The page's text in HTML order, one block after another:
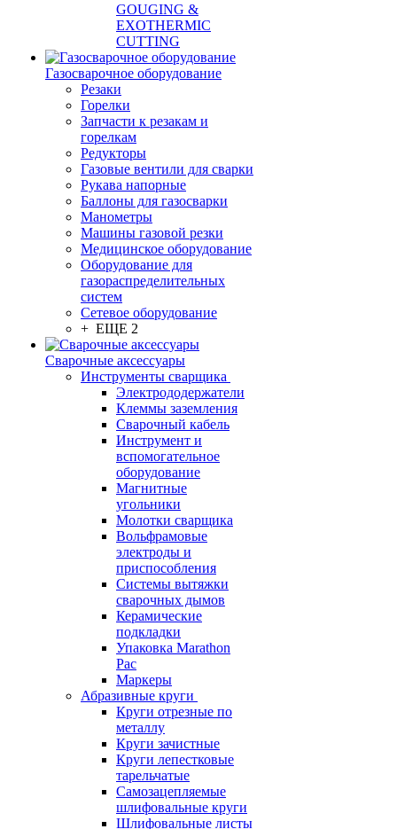
GOUGING &
EXOTHERMIC
CUTTING
Газосварочное оборудование
Резаки
Горелки
Запчасти к резакам и
горелкам
Редукторы
Газовые вентили для сварки
Рукава напорные
Баллоны для газосварки
Манометры
Машины газовой резки
Медицинское оборудование
Оборудование для
газораспределительных
систем
Сетевое оборудование
+ ЕЩЕ 2
Сварочные аксессуары
Инструменты сварщика
Электрододержатели
Клеммы заземления
Сварочный кабель
Инструмент и
вспомогательное
оборудование
Магнитные
угольники
Молотки сварщика
Вольфрамовые
электроды и
приспособления
Системы вытяжки
сварочных дымов
Керамические
подкладки
Упаковка Marathon
Pac
Маркеры
Абразивные круги
Круги отрезные по
металлу
Круги зачистные
Круги лепестковые
тарельчатые
Самозацепляемые
шлифовальные круги
Шлифовальные листы